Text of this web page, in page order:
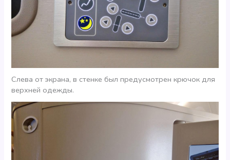
Слева от экрана, в стенке был предусмотрен крючок для
верхней одежды.